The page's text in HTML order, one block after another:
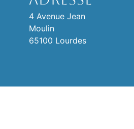
4 Avenue Jean
Moulin
65100 Lourdes